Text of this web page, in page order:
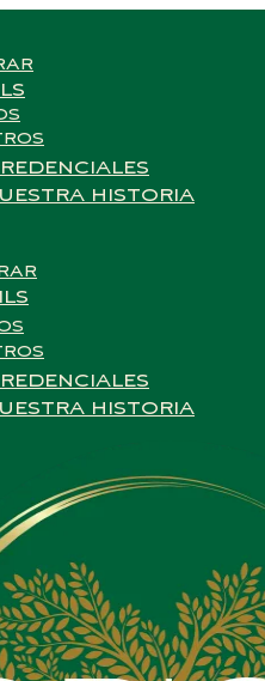
HISTORIA
HISTORIA